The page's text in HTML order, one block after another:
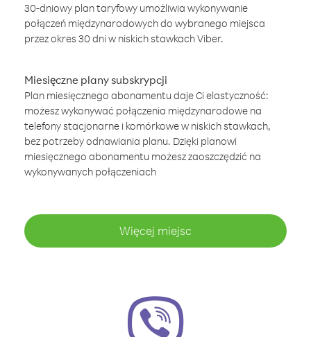
30-dniowy plan taryfowy umożliwia wykonywanie
połączeń międzynarodowych do wybranego miejsca
przez okres 30 dni w niskich stawkach Viber.
Miesięczne plany subskrypcji
Plan miesięcznego abonamentu daje Ci elastyczność:
możesz wykonywać połączenia międzynarodowe na
telefony stacjonarne i komórkowe w niskich stawkach,
bez potrzeby odnawiania planu. Dzięki planowi
miesięcznego abonamentu możesz zaoszczędzić na
wykonywanych połączeniach
Więcej miejsc